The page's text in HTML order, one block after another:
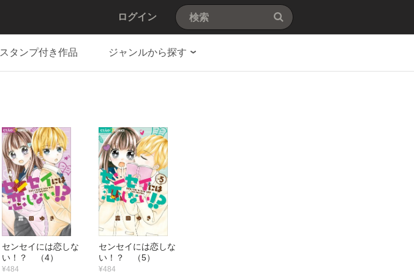
ログイン
スタンプ付き作品 ジャンルから探す
センセイには恋しな
い！？ （4）
¥484
センセイには恋しな
い！？ （5）
¥484